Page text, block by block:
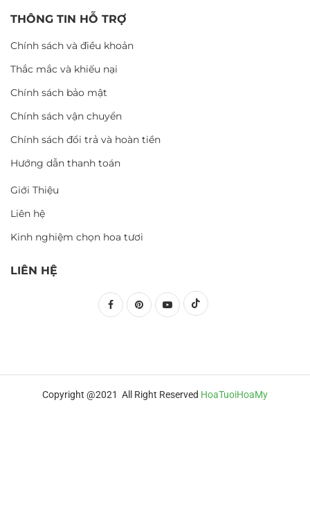
THÔNG TIN HỖ TRỢ
Chính sách và điều khoản
Thắc mắc và khiếu nại
Chính sách bảo mật
Chính sách vận chuyển
Chính sách đổi trả và hoàn tiền
Hướng dẫn thanh toán
Giới Thiệu
Liên hệ
Kinh nghiệm chọn hoa tươi
LIÊN HỆ
Copyright @2021 All Right Reserved HoaTuoiHoaMy